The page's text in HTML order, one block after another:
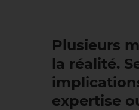
Plusieurs
la réalité.
expertise